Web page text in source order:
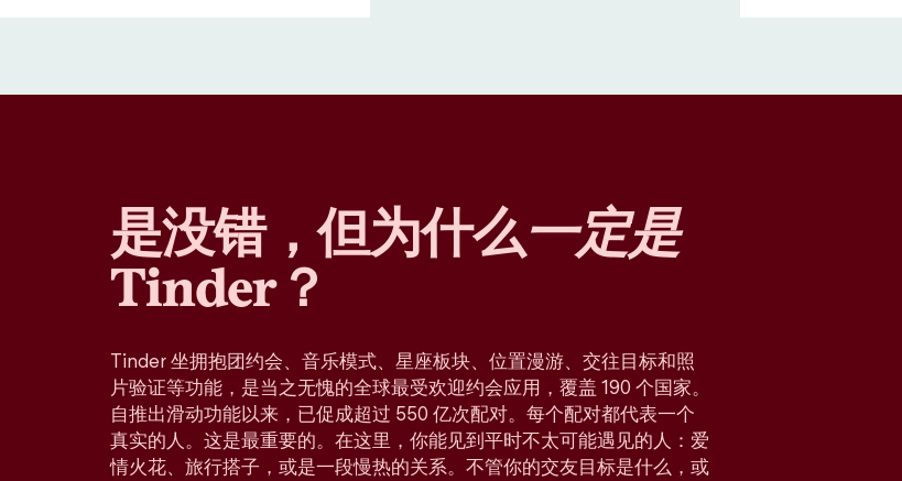
是没错，但为什么一定是
Tinder？
Tinder 坐拥抱团约会、音乐模式、星座板块、位置漫游、交往目标和照
片验证等功能，是当之无愧的全球最受欢迎约会应用，覆盖 190 个国家。
自推出滑动功能以来，已促成超过 550 亿次配对。每个配对都代表一个
真实的人。这是最重要的。在这里，你能见到平时不太可能遇见的人：爱
情火花、旅行搭子，或是一段慢热的关系。不管你的交友目标是什么，或